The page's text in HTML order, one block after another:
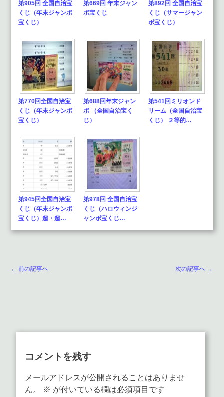
第905回 全国自治宝
くじ（年末ジャンボ
宝くじ）
第669回 年末ジャン
ボ宝くじ
第892回 全国自治宝
くじ（サマージャン
ボ宝くじ）
第770回全国自治宝
くじ（年末ジャンボ
宝くじ）
第688回年末ジャン
ボ （全国自治宝く
じ）
第541回ミリオンド
リーム（全国自治宝
くじ） ２等的…
第945回全国自治宝
くじ（年末ジャンボ
宝くじ）超・超…
第978回 全国自治宝
くじ（ハロウィンジ
ャンボ宝くじ…
← 前の記事へ 次の記事へ →
コメントを残す
メールアドレスが公開されることはありませ
ん。
※ が付いている欄は必須項目です